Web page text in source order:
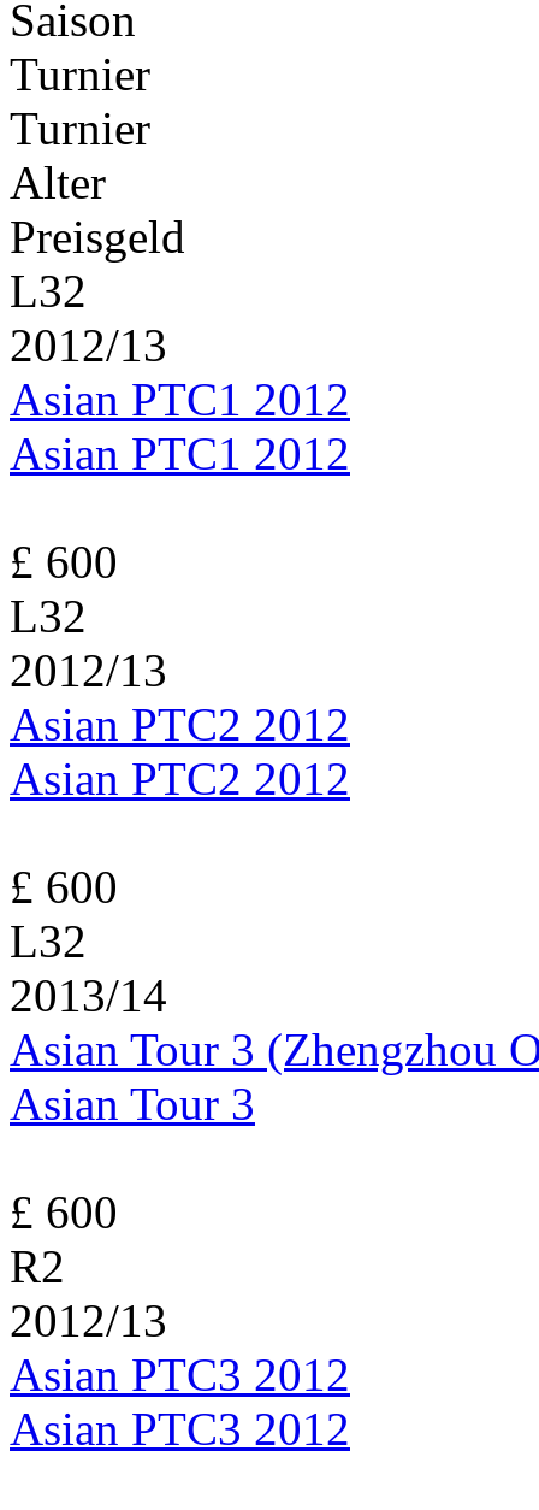
Saison
Turnier
Turnier
Alter
Preisgeld
L32
2012/13
Asian PTC1 2012
Asian PTC1 2012
£ 600
L32
2012/13
Asian PTC2 2012
Asian PTC2 2012
£ 600
L32
2013/14
Asian Tour 3 (Zhengzhou
Asian Tour 3
£ 600
R2
2012/13
Asian PTC3 2012
Asian PTC3 2012